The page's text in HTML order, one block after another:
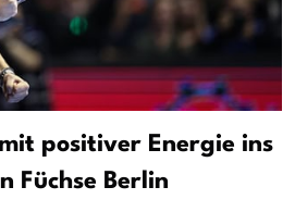
positiver Energie ins
Füchse Berlin